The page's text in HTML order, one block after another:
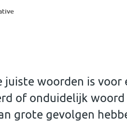
juiste woorden is
of onduidelijk woord
grote gevolgen